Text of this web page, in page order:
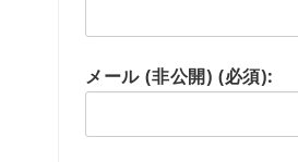
メール (非公開) (必須):